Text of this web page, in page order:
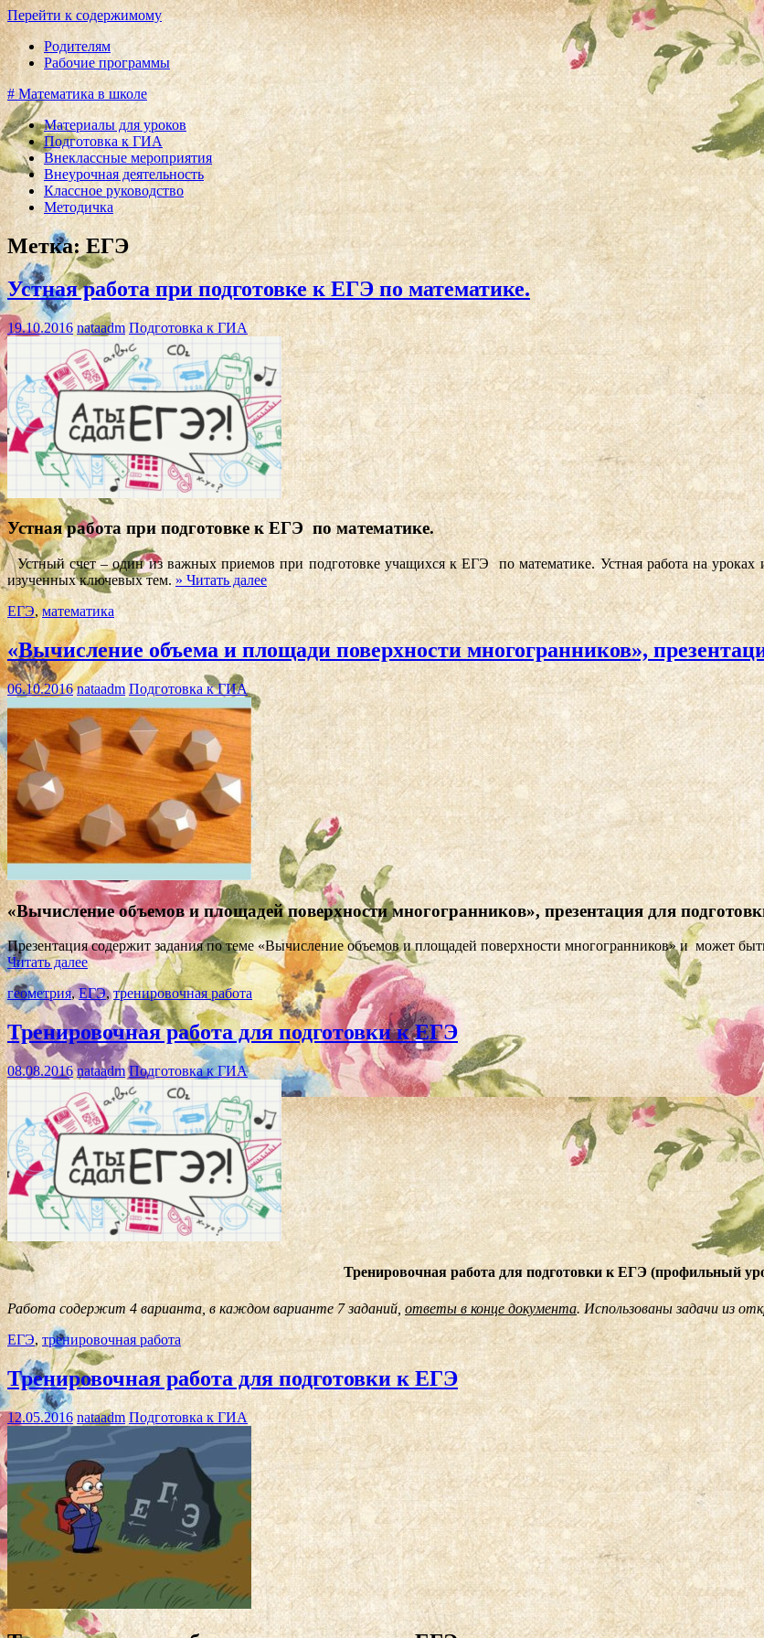
Перейти к содержимому
Родителям
Рабочие программы
# Математика в школе
Материалы для уроков
Подготовка к ГИА
Внеклассные мероприятия
Внеурочная деятельность
Классное руководство
Методичка
Метка:ЕГЭ
Устная работа при подготовке к ЕГЭ по математике.
19.10.2016 nataadm Подготовка к ГИА
Устная работа при подготовке к ЕГЭ по математике.
Устный счет – один из важных приемов при подготовке учащихся к ЕГЭ по математике. Устная работа на уроках
изученных ключевых тем.» Читать далее
ЕГЭ,математика
«Вычисление объема и площади поверхности многогранников»,
06.10.2016 nataadm Подготовка к ГИА
«Вычисление объемов и площадей поверхности многогранников», презентация для
Презентация содержит задания по теме «Вычисление объемов и площадей поверхности многогранников» и может
Читать далее
геометрия,ЕГЭ,тренировочная работа
Тренировочная работа для подготовки к ЕГЭ
08.08.2016 nataadm Подготовка к ГИА
Тренировочная работа для подготовки к ЕГЭ (профильный
Работа содержит 4 варианта, в каждом варианте 7 заданий, ответы в конце документа. Использованы задачи из
ЕГЭ, тренировочная работа
Тренировочная работа для подготовки к ЕГЭ
12.05.2016 nataadm Подготовка к ГИА